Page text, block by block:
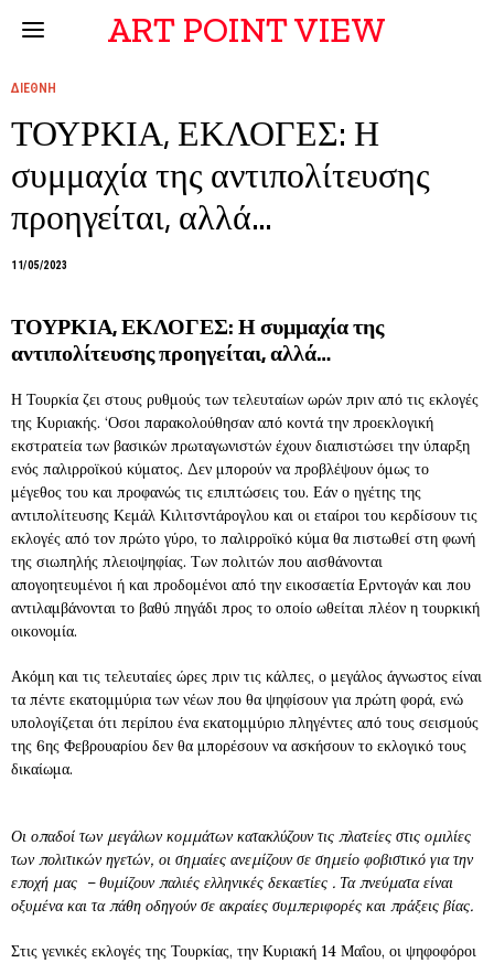
ART POINT VIEW
ΔΙΕΘΝΗ
ΤΟΥΡΚΙΑ, ΕΚΛΟΓΕΣ: Η
συμμαχία της αντιπολίτευσης
προηγείται, αλλά…
11/05/2023
ΤΟΥΡΚΙΑ, ΕΚΛΟΓΕΣ: Η συμμαχία της
αντιπολίτευσης προηγείται, αλλά…
Η Τουρκία ζει στους ρυθμούς των τελευταίων ωρών πριν από τις εκλογές
της Κυριακής. ‘Οσοι παρακολούθησαν από κοντά την προεκλογική
εκστρατεία των βασικών πρωταγωνιστών έχουν διαπιστώσει την ύπαρξη
ενός παλιρροϊκού κύματος. Δεν μπορούν να προβλέψουν όμως το
μέγεθος του και προφανώς τις επιπτώσεις του. Εάν ο ηγέτης της
αντιπολίτευσης Κεμάλ Κιλιτσντάρογλου και οι εταίροι του κερδίσουν τις
εκλογές από τον πρώτο γύρο, το παλιρροϊκό κύμα θα πιστωθεί στη φωνή
της σιωπηλής πλειοψηφίας. Των πολιτών που αισθάνονται
απογοητευμένοι ή και προδομένοι από την εικοσαετία Ερντογάν και που
αντιλαμβάνονται το βαθύ πηγάδι προς το οποίο ωθείται πλέον η τουρκική
οικονομία.
Ακόμη και τις τελευταίες ώρες πριν τις κάλπες, ο μεγάλος άγνωστος είναι
τα πέντε εκατομμύρια των νέων που θα ψηφίσουν για πρώτη φορά, ενώ
υπολογίζεται ότι περίπου ένα εκατομμύριο πληγέντες από τους σεισμούς
της 6ης Φεβρουαρίου δεν θα μπορέσουν να ασκήσουν το εκλογικό τους
δικαίωμα.
Οι οπαδοί των μεγάλων κομμάτων κατακλύζουν τις πλατείες στις ομιλίες
των πολιτικών ηγετών, οι σημαίες ανεμίζουν σε σημείο φοβιστικό για την
εποχή μας – θυμίζουν παλιές ελληνικές δεκαετίες . Τα πνεύματα είναι
οξυμένα και τα πάθη οδηγούν σε ακραίες συμπεριφορές και πράξεις βίας.
Στις γενικές εκλογές της Τουρκίας, την Κυριακή 14 Μαΐου, οι ψηφοφόροι